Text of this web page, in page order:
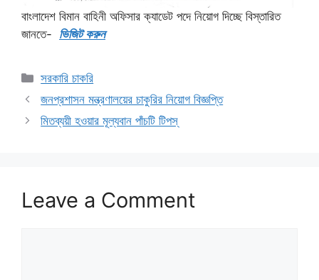
বাংলাদেশ বিমান বাহিনী অফিসার ক্যাডেট পদে নিয়োগ দিচ্ছে বিস্তারিত
জানতে- ভিজিট করুন
Categories
সরকারি চাকরি
জনপ্রশাসন মন্ত্রণালয়ের চাকুরির নিয়োগ বিজ্ঞপ্তি
মিতব্যয়ী হওয়ার মূল্যবান পাঁচটি টিপস্
Leave a Comment